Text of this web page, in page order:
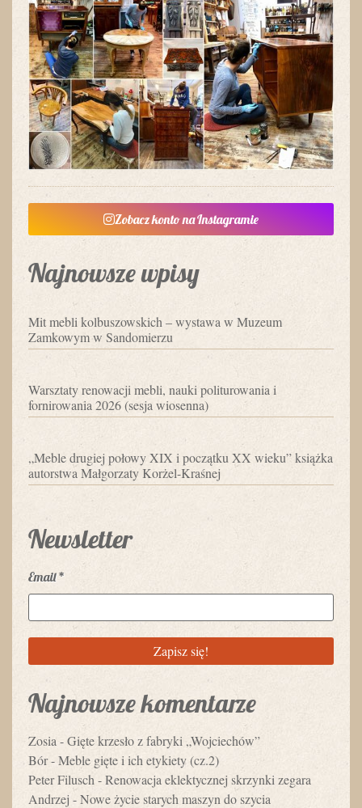
Zobacz konto na Instagramie
Najnowsze wpisy
Mit mebli kolbuszowskich – wystawa w Muzeum
Zamkowym w Sandomierzu
Warsztaty renowacji mebli, nauki politurowania i
fornirowania 2026 (sesja wiosenna)
„Meble drugiej połowy XIX i początku XX wieku” książka
autorstwa Małgorzaty Korżel-Kraśnej
Newsletter
Email*
Najnowsze komentarze
Zosia -Gięte krzesło z fabryki „Wojciechów”
Bór-Meble gięte i ich etykiety (cz.2)
Peter Filusch -Renowacja eklektycznej skrzynki zegara
Andrzej -Nowe życie starych maszyn do szycia